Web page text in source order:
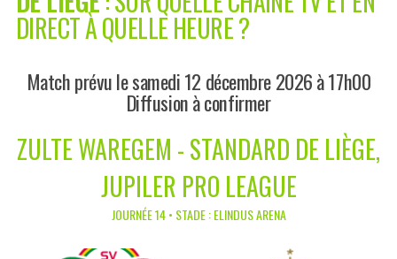
DIRECT À QUELLE HEURE ?
Match prévu le samedi 12 décembre 2026 à 17h00
Diffusion à confirmer
ZULTE WAREGEM - STANDARD DE LIÈGE,
JUPILER PRO LEAGUE
JOURNÉE 14 • STADE : ELINDUS ARENA